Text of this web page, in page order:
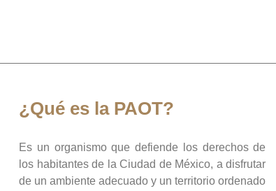
¿Qué es la PAOT?
Es un organismo que defiende los derechos de
los habitantes de la Ciudad de México, a disfrutar
de un ambiente adecuado y un territorio ordenado